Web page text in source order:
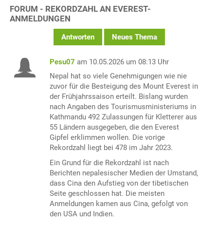
FORUM - REKORDZAHL AN EVEREST-
ANMELDUNGEN
Antworten Neues Thema
Pesu07 am 10.05.2026 um 08:13 Uhr
Nepal hat so viele Genehmigungen wie nie
zuvor für die Besteigung des Mount Everest in
der Frühjahrssaison erteilt. Bislang wurden
nach Angaben des Tourismusministeriums in
Kathmandu 492 Zulassungen für Kletterer aus
55 Ländern ausgegeben, die den Everest
Gipfel erklimmen wollen. Die vorige
Rekordzahl liegt bei 478 im Jahr 2023.
Ein Grund für die Rekordzahl ist nach
Berichten nepalesischer Medien der Umstand,
dass Cina den Aufstieg von der tibetischen
Seite geschlossen hat. Die meisten
Anmeldungen kamen aus Cina, gefolgt von
den USA und Indien.